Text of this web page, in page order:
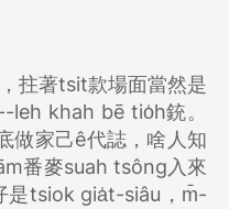
拄著tsit款場面當然是
leh khah bē tio̍h銃。
做家己ê代誌，啥人知
番麥suah tsông入來
是tsiok gia̍t-siâu，m̄-